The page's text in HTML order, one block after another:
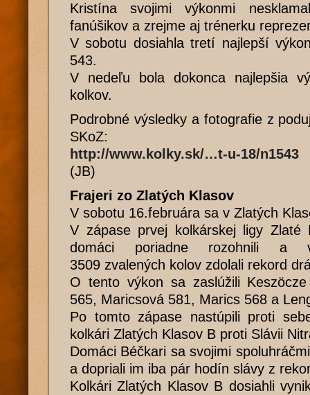
Kristína svojimi výkonmi
fanúšikov a zrejme aj trénerku
V sobotu dosiahla tretí najlepší
543.
V nedeľu bola dokonca najlepšia
kolkov.
Podrobné výsledky a fotografie z
SKoZ:
http://www.kolky.sk/…t-u-18/n1543
(JB)
Frajeri zo Zlatých Klasov
V sobotu 16.februára sa v Zlatých
V zápase prvej kolkárskej ligy
domáci poriadne rozohnili a
3509 zvalených kolov zdolali rekord
O tento výkon sa zaslúžili
565, Maricsová 581, Marics 568 a
Po tomto zápase nastúpili proti
kolkári Zlatých Klasov B proti Slávii
Domáci Béčkari sa svojimi
a dopriali im iba pár hodín slávy z
Kolkári Zlatých Klasov B dosiahli